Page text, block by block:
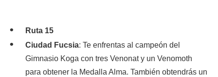
Ruta 15
Ciudad Fucsia: Te enfrentas al campeón del
Gimnasio Koga con tres Venonat y un Venomoth
para obtener la Medalla Alma. También obtendrás un